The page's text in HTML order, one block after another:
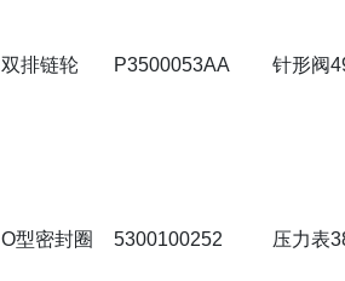
双排链轮 P3500053AA 针形阀
O型密封圈 5300100252 压力表